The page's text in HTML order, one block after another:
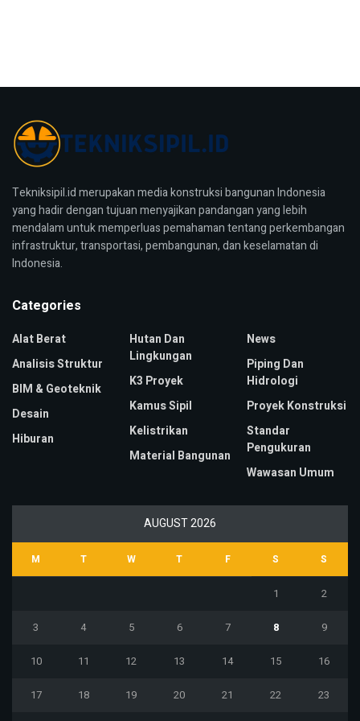
Tekniksipil.id merupakan media konstruksi bangunan Indonesia
yang hadir dengan tujuan menyajikan pandangan yang lebih
mendalam untuk memperluas pemahaman tentang perkembangan
infrastruktur, transportasi, pembangunan, dan keselamatan di
Indonesia.
Categories
Alat Berat
Analisis Struktur
BIM & Geoteknik
Desain
Hiburan
Hutan Dan
Lingkungan
K3 Proyek
Kamus Sipil
Kelistrikan
Material Bangunan
News
Piping Dan
Hidrologi
Proyek Konstruksi
Standar
Pengukuran
Wawasan Umum
AUGUST 2026
M T W T F S S
1 2
3 4 5 6 7 8 9
10 11 12 13 14 15 16
17 18 19 20 21 22 23